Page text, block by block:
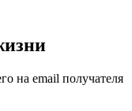
на email получателя